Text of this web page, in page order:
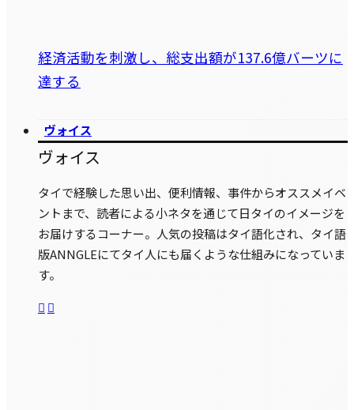
経済活動を刺激し、総支出額が137.6億バーツに
達する
ヴォイス
ヴォイス
タイで経験した思い出、便利情報、事件からオススメイベ
ントまで、読者による小ネタを通じて日タイのイメージを
お届けするコーナー。人気の投稿はタイ語化され、タイ語
版ANNGLEにてタイ人にも届くような仕組みになっていま
す。